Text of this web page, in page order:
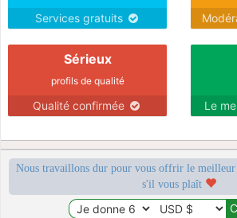
Services gratuits
Sérieux
profils de qualité
Qualité confirmée Le
Nous travaillons dur pour vous offrir le meilleur
s'il vous plaît